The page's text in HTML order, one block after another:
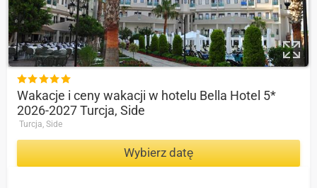

Wakacje i ceny wakacji w hotelu Bella Hotel 5*
2026-2027 Turcja, Side
Turcja, Side
Wybierz datę